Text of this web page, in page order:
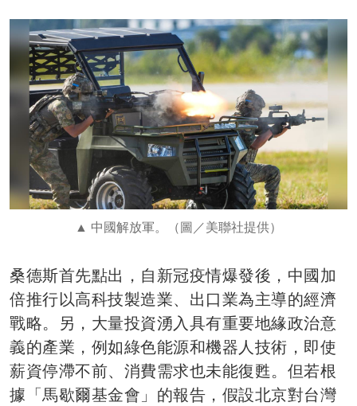
中國解放軍。（圖／美聯社提供）
桑德斯首先點出，自新冠疫情爆發後，中國加
倍推行以高科技製造業、出口業為主導的經濟
戰略。另，大量投資湧入具有重要地緣政治意
義的產業，例如綠色能源和機器人技術，即使
薪資停滯不前、消費需求也未能復甦。但若根
據「馬歇爾基金會」的報告，假設北京對台灣